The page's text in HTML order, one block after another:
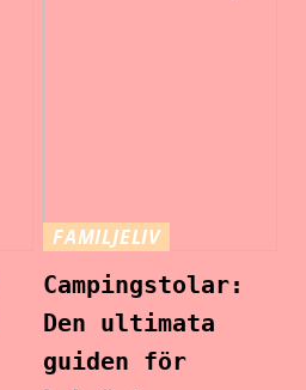
FAMILJELIV
Campingstolar:
Den ultimata
guiden för